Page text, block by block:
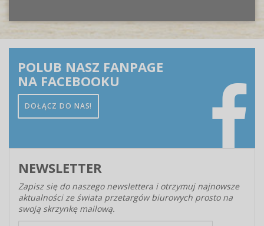
POLUB NASZ FANPAGE
NA FACEBOOKU
DOŁĄCZ DO NAS!
NEWSLETTER
Zapisz się do naszego newslettera i otrzymuj najnowsze
aktualności ze świata przetargów biurowych prosto na
swoją skrzynkę mailową.